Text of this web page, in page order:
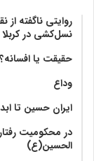
روایتی ناگفته
نسل‌کشی در کربلا
حقیقت یا
وداع
ایران حسین تا
در محکومیت
الحسین(ع)